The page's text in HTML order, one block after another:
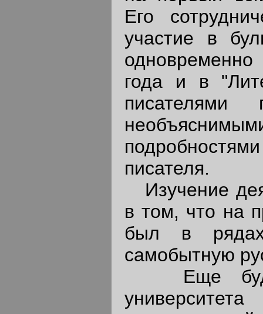
Его
участие в
года и в
писателями
писателя.
Изучение
в том, что на
был в рядах
самобытную
Еще